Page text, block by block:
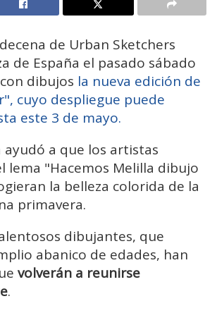
de Urban Sketchers
de España el pasado sábado
dibujos la nueva edición de
cuyo despliegue puede
este 3 de mayo.
ayudó a que los artistas
lema "Hacemos Melilla dibujo
la belleza colorida de la
primavera.
dibujantes, que
abanico de edades, han
volverán a reunirse
.